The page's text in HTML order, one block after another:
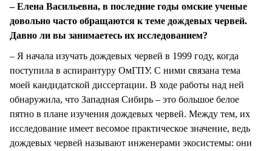
– Елена Васильевна, в последние годы омские ученые
довольно часто обращаются к теме дождевых червей.
Давно ли вы занимаетесь их исследованием?
– Я начала изучать дождевых червей в 1999 году, когда
поступила в аспирантуру ОмГПУ. С ними связана тема
моей кандидатской диссертации. В ходе работы над ней
обнаружила, что Западная Сибирь – это большое белое
пятно в плане изучения дождевых червей. Между тем, их
исследование имеет весомое практическое значение, ведь
дождевых червей называют инженерами экосистемы: они